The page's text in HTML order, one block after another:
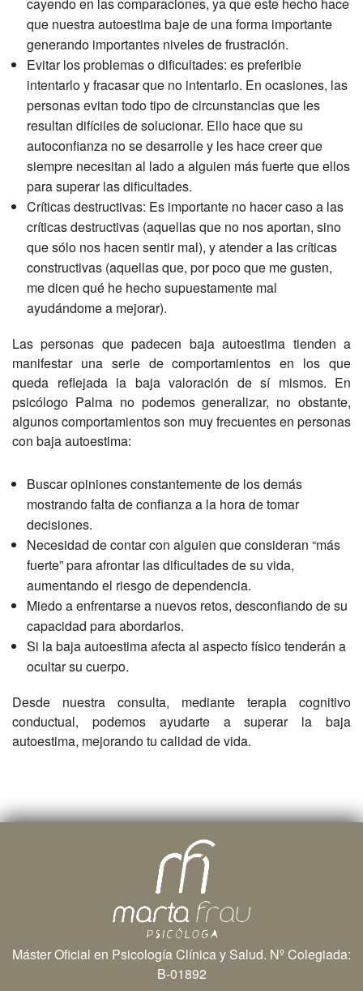
que nuestra autoestima baje de una forma importante
generando importantes niveles de frustración.
Evitar los problemas o dificultades: es preferible
intentarlo y fracasar que no intentarlo. En ocasiones, las
personas evitan todo tipo de circunstancias que les
resultan difíciles de solucionar. Ello hace que su
autoconfianza no se desarrolle y les hace creer que
siempre necesitan al lado a alguien más fuerte que ellos
para superar las dificultades.
Críticas destructivas: Es importante no hacer caso a las
críticas destructivas (aquellas que no nos aportan, sino
que sólo nos hacen sentir mal), y atender a las críticas
constructivas (aquellas que, por poco que me gusten,
me dicen qué he hecho supuestamente mal
ayudándome a mejorar).
Las personas que padecen baja autoestima tienden a
manifestar una serie de comportamientos en los que
queda reflejada la baja valoración de sí mismos. En
psicólogo Palma no podemos generalizar, no obstante,
algunos comportamientos son muy frecuentes en personas
con baja autoestima:
Buscar opiniones constantemente de los demás
mostrando falta de confianza a la hora de tomar
decisiones.
Necesidad de contar con alguien que consideran “más
fuerte” para afrontar las dificultades de su vida,
aumentando el riesgo de dependencia.
Miedo a enfrentarse a nuevos retos, desconfiando de su
capacidad para abordarlos.
Si la baja autoestima afecta al aspecto físico tenderán a
ocultar su cuerpo.
Desde nuestra consulta, mediante terapia cognitivo
conductual, podemos ayudarte a superar la baja
autoestima, mejorando tu calidad de vida.
Máster Oficial en Psicología Clínica y Salud. Nº Colegiada:
B-01892